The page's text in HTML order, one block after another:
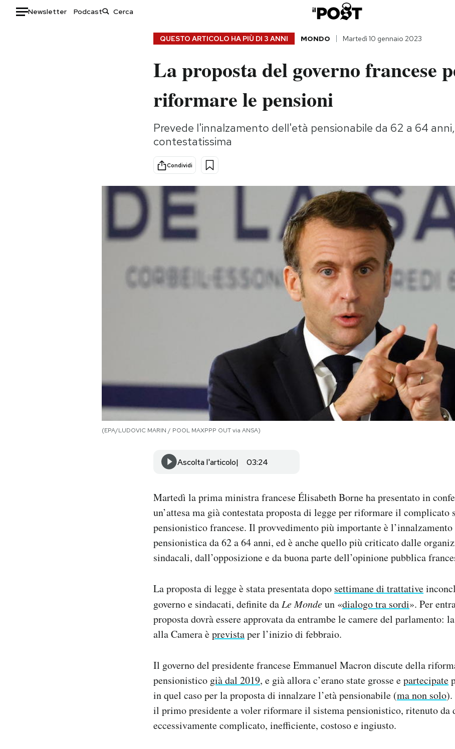
Newsletter Podcast
Storie/Idee
Ok Boomer!
Altrecose
Mondiali calcio 2026
AREA PERSONALE
QUESTO ARTICOLO HA PIÙ DI 3 ANNI MONDO Martedì 10 gennaio 2023
La proposta del governo francese
riformare le pensioni
Prevede l'innalzamento dell'età pensionabile da 62 a 64
contestatissima
Condividi
(EPA/LUDOVIC MARIN / POOL MAXPPP OUT via ANSA)
Ascolta l'articolo 03:24
Martedì la prima ministra francese Élisabeth Borne ha presentato in
un’attesa ma già contestata proposta di legge per riformare il complicato
pensionistico francese. Il provvedimento più importante è l’innalzamento
pensionistica da 62 a 64 anni, ed è anche quello più criticato dalle
sindacali, dall’opposizione e da buona parte dell’opinione pubblica
La proposta di legge è stata presentata dopo settimane di trattative
governo e sindacati, definite daLe Mondeun «dialogo tra sordi». Per
proposta dovrà essere approvata da entrambe le camere del parlamento:
alla Camera èprevistaper l’inizio di febbraio.
Il governo del presidente francese Emmanuel Macron discute della
pensionistico già dal 2019, e già allora c’erano state grosse epartecipate
in quel caso per la proposta di innalzare l’età pensionabile (ma non solo).
il primo presidente a voler riformare il sistema pensionistico, ritenuto da
eccessivamente complicato, inefficiente, costoso e ingiusto.